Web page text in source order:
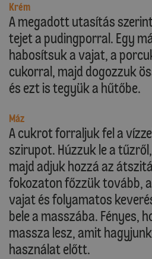
Krém
A megadott utasítás
tejet a pudingporral. Egy
habosítsuk a vajat, a
cukorral, majd dogozzuk
és ezt is tegyük a hűtőbe.
Máz
A cukrot forraljuk fel a
szirupot. Húzzuk le a
majd adjuk hozzá az
fokozaton főzzük tovább,
vajat és folyamatos
bele a masszába. Fényes,
massza lesz, amit
használat előtt.